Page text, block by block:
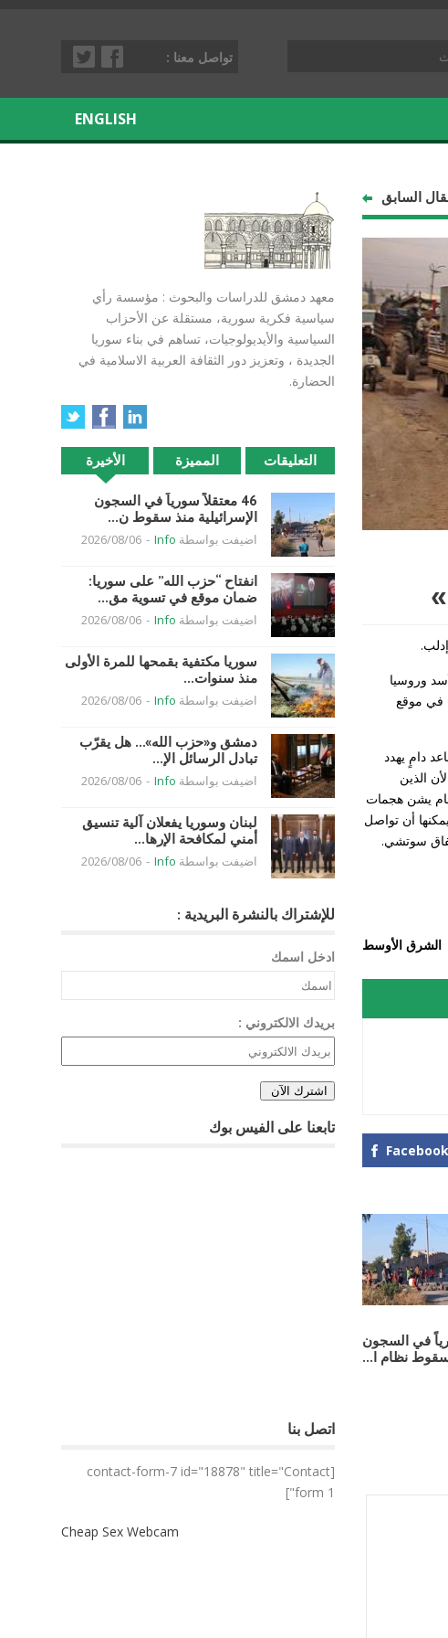
تواصل معنا :
ENGLISH
السابق
وروسيا
في موقع
دامٍ يهدد
الذين
يشن هجمات
أن تواصل
سوتشي.
الشرق الأوسط
Facebook
في السجون
سقوط نظام ا...
معهد دمشق للدراسات والبحوث : مؤسسة رأي
سياسية فكرية سورية، مستقلة عن الأحزاب
السياسية والأيديولوجيات، تساهم في بناء سوريا
الجديدة ، وتعزيز دور الثقافة العربية الاسلامية في
الحضارة.
الأخيرة المميزة التعليقات
46 معتقلاً سورياً في السجون
الإسرائيلية منذ سقوط ن...
اضيفت بواسطة Info
-
2026/08/06
انفتاح “حزب الله” على سوريا:
ضمان موقع في تسوية مق...
اضيفت بواسطة Info
-
2026/08/06
سوريا مكتفية بقمحها للمرة الأولى
منذ سنوات...
اضيفت بواسطة Info
-
2026/08/06
دمشق و«حزب الله»… هل يقرّب
تبادل الرسائل الإ...
اضيفت بواسطة Info
-
2026/08/06
لبنان وسوريا يفعلان آلية تنسيق
أمني لمكافحة الإرها...
اضيفت بواسطة Info
-
2026/08/06
للإشتراك بالنشرة البريدية :
ادخل اسمك
بريدك الالكتروني :
تابعنا على الفيس بوك
اتصل بنا
[contact-form-7 id="18878" title="Contact
form 1"]
Cheap Sex Webcam